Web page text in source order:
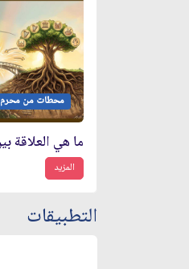
محطات من محرم
المزيد
التطبيقات